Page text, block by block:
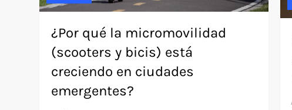
¿Por qué la micromovilidad
(scooters y bicis) está
creciendo en ciudades
emergentes?